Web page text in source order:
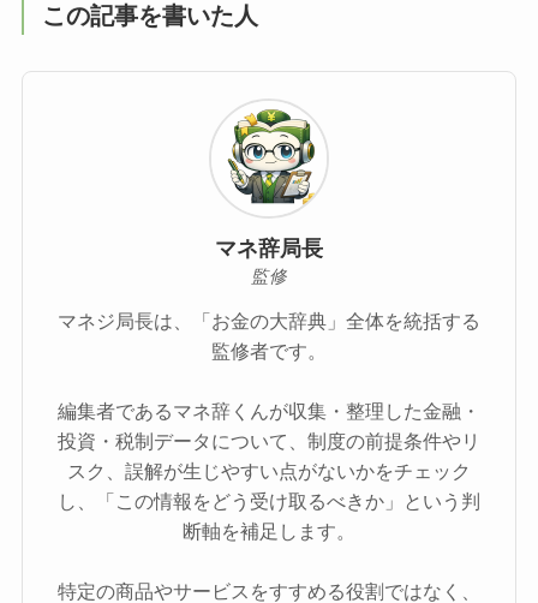
この記事を書いた人
マネ辞局長
監修
マネジ局長は、「お金の大辞典」全体を統括する
監修者です。
編集者であるマネ辞くんが収集・整理した金融・
投資・税制データについて、制度の前提条件やリ
スク、誤解が生じやすい点がないかをチェック
し、「この情報をどう受け取るべきか」という判
断軸を補足します。
特定の商品やサービスをすすめる役割ではなく、